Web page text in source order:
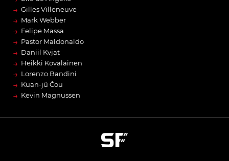
→ Gilles Villeneuve
→ Mark Webber
→ Felipe Massa
→ Pastor Maldonaldo
→ Daniil Kvjat
→ Heikki Kovalainen
→ Lorenzo Bandini
→ Kuan-jü Čou
→ Kevin Magnussen